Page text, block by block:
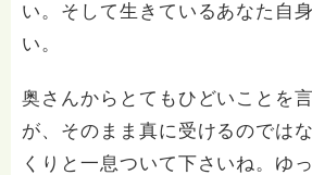
い。そして生きているあなた自
い。
奥さんからとてもひどいことを
が、そのまま真に受けるのでは
くりと一息ついて下さいね。ゆ